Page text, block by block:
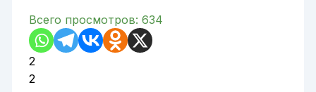
Всего просмотров: 634
2
2